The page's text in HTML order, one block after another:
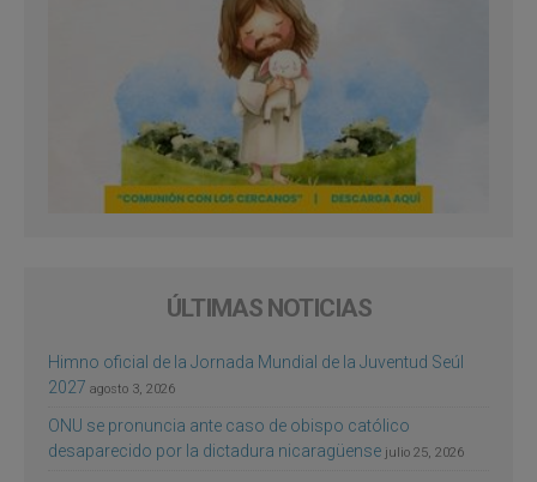
ÚLTIMAS NOTICIAS
Himno oficial de la Jornada Mundial de la Juventud Seúl
2027 agosto 3, 2026
ONU se pronuncia ante caso de obispo católico
desaparecido por la dictadura nicaragüense julio 25, 2026